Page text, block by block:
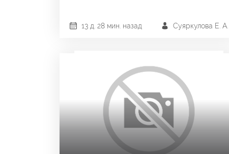
Суяркулова Е. А.
13 д. 28 мин. назад